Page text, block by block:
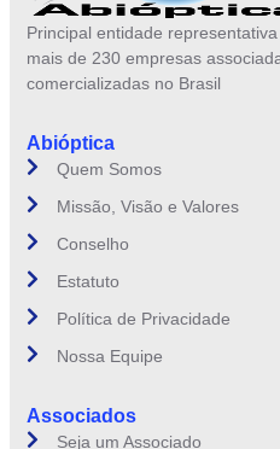
Principal entidade
mais de 230 empresas
comercializadas no Brasil
Abióptica
Quem Somos
Missão, Visão e Valores
Conselho
Estatuto
Política de Privacidade
Nossa Equipe
Associados
Seja um Associado